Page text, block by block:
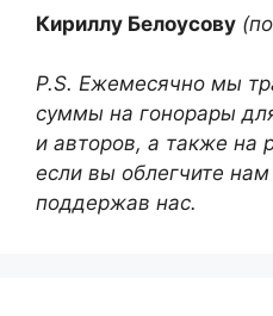
Кириллу Белоусову
P.S. Ежемесячно мы
суммы на гонорары
и авторов, а также на
если вы облегчите
поддержав нас.